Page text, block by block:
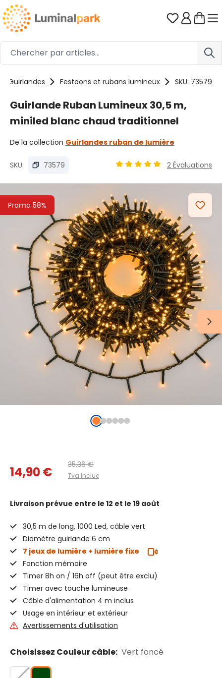
Passer au contenu principal Vous avez
Guirlandes Festoons et rubans lumineux SKU: 73579
Guirlande Ruban Lumineux 30,5 m,
miniled blanc chaud traditionnel
De la collection Guirlandes ruban de lumière
SKU: 73579 2 Évaluations
Promo 58%
14,90 € 35,36 €
Tva inclue
Livraison prévue entre le 12 et le 19 août
30,5 m de long, 1000 Led, câble vert
Diamètre guirlande 6 cm
7 jeux de lumière + lumière fixe
Fonction mémoire
Timer 8h on / 16h off (peut être exclu)
Timer avec touche lumineuse
Câble d'alimentation 4 m inclus
Usage en intérieur et extérieur
Avertissements d'utilisation
Choisissez Couleur câble: Vert foncé